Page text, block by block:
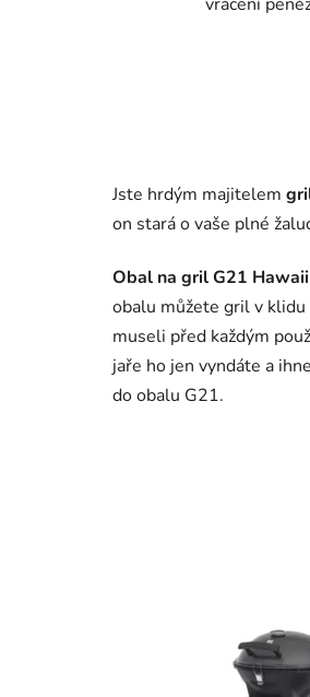
Jste hrdým majitelem
on stará o vaše plné
Obal na gril G21
obalu můžete gril v
museli před každým
jaře ho jen vyndáte a
do obalu G21.